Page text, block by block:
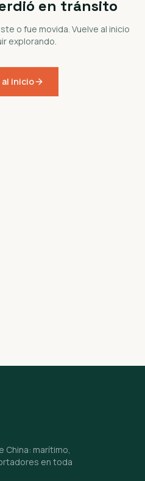
en tránsito
o fue movida. Vuelve al inicio
explorando.
al inicio
China: marítimo,
en toda